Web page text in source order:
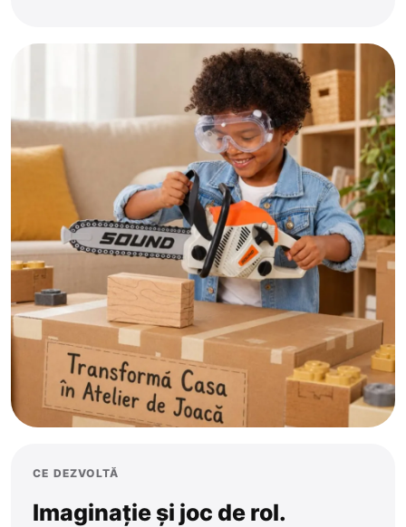
CE DEZVOLTĂ
Imaginație și joc de rol.